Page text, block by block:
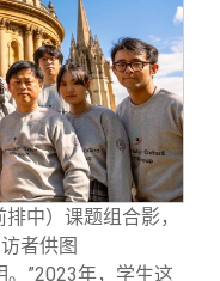
中）课题组合影，
者供图
。”2023年，学生这